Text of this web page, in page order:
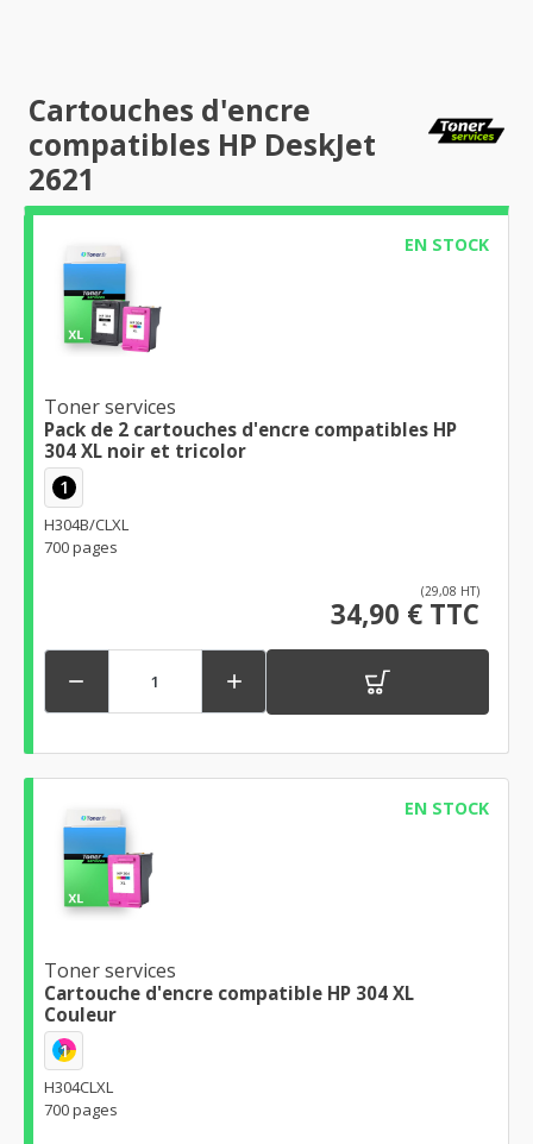
Cartouches d'encre
compatibles HP DeskJet
2621
EN STOCK
Toner services
Pack de 2 cartouches d'encre compatibles HP
304 XL noir et tricolor
1
H304B/CLXL
700 pages
(29,08 HT)
34,90 € TTC
 
EN STOCK
Toner services
Cartouche d'encre compatible HP 304 XL
Couleur
1
H304CLXL
700 pages